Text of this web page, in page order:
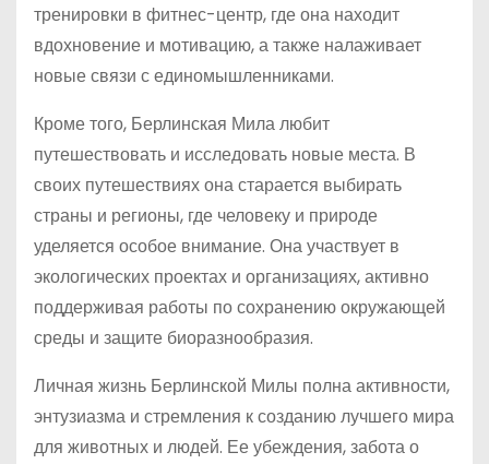
тренировки в фитнес-центр, где она находит
вдохновение и мотивацию, а также налаживает
новые связи с единомышленниками.
Кроме того, Берлинская Мила любит
путешествовать и исследовать новые места. В
своих путешествиях она старается выбирать
страны и регионы, где человеку и природе
уделяется особое внимание. Она участвует в
экологических проектах и организациях, активно
поддерживая работы по сохранению окружающей
среды и защите биоразнообразия.
Личная жизнь Берлинской Милы полна активности,
энтузиазма и стремления к созданию лучшего мира
для животных и людей. Ее убеждения, забота о